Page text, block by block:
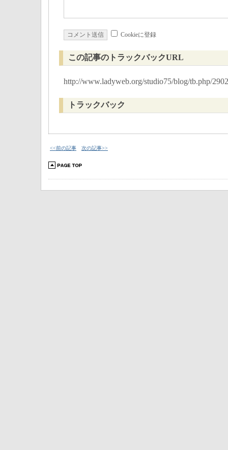
Cookieに登録
この記事のトラックバックURL
http://www.ladyweb.org/studio75/blog/tb.php/2902
トラックバック
<<前の記事 次の記事>>